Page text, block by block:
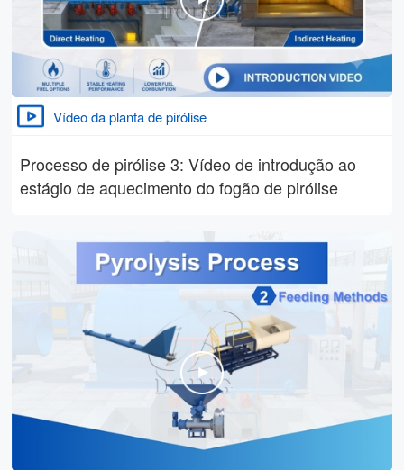
Vídeo da planta de pirólise
Processo de pirólise 3: Vídeo de introdução ao
estágio de aquecimento do fogão de pirólise